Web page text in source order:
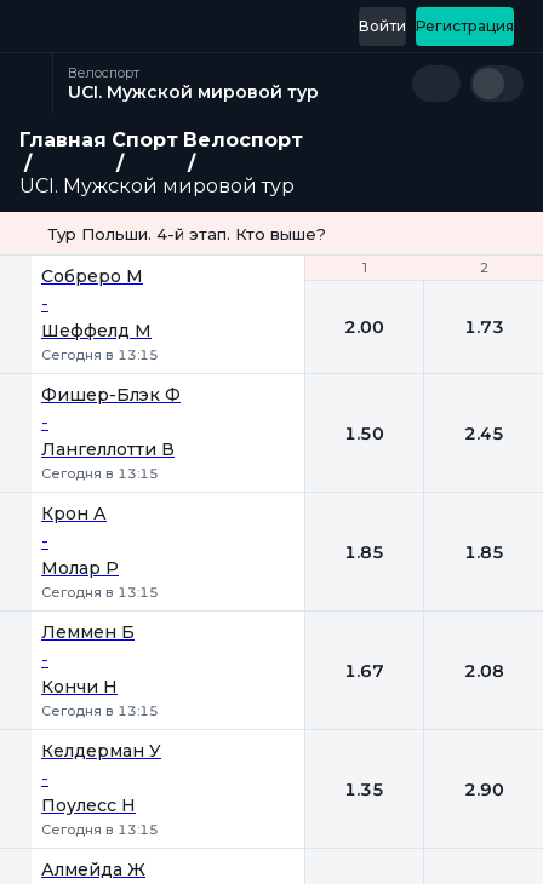
Регистрация
Войти
Велоспорт
UCI. Мужской мировой тур
Главная Спорт Велоспорт
UCI. Мужской мировой тур
Тур Польши. 4-й этап. Кто выше?
1 2
Собреро М
-
Шеффелд М
Сегодня в 13:15
1 2
2.00 1.73
Фишер-Блэк Ф
-
Лангеллотти В
Сегодня в 13:15
1.50 2.45
Крон А
-
Молар Р
Сегодня в 13:15
1.85 1.85
Леммен Б
-
Кончи Н
Сегодня в 13:15
1.67 2.08
Келдерман У
-
Поулесс Н
Сегодня в 13:15
1.35 2.90
Алмейда Ж